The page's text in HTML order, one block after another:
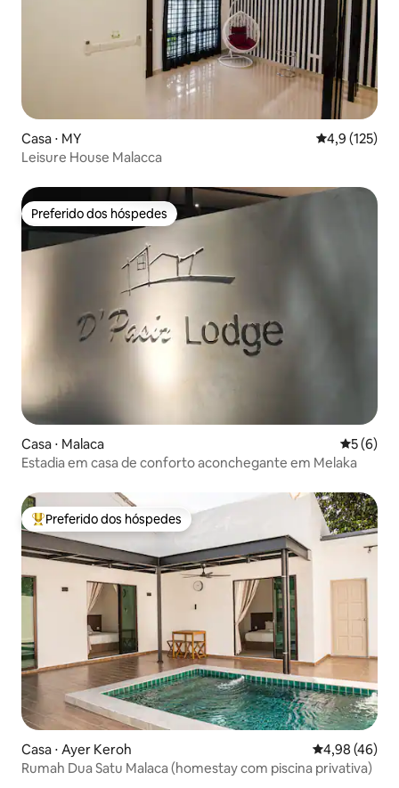
Casa ⋅ MY 4,9 de uma
4,9 (125)
Leisure House Malacca
Preferido dos hóspedes
Preferido dos hóspedes
Casa ⋅ Malaca 5 de
5 (6)
Estadia em casa de conforto aconchegante em Melaka
Entre os melhores preferidos dos hóspedes
Preferido dos hóspedes
Casa ⋅ Ayer Keroh 4,98 de uma
4,98 (46)
Rumah Dua Satu Malaca (homestay com piscina privativa)